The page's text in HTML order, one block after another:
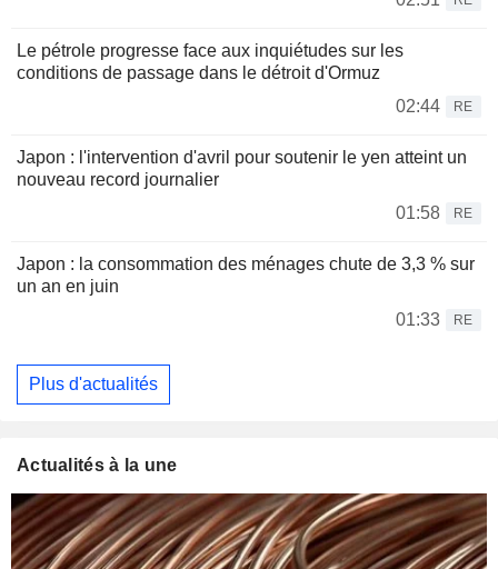
Le pétrole progresse face aux inquiétudes sur les
conditions de passage dans le détroit d'Ormuz
02:44
RE
Japon : l'intervention d'avril pour soutenir le yen atteint un
nouveau record journalier
01:58
RE
Japon : la consommation des ménages chute de 3,3 % sur
un an en juin
01:33
RE
Plus d'actualités
Actualités à la une